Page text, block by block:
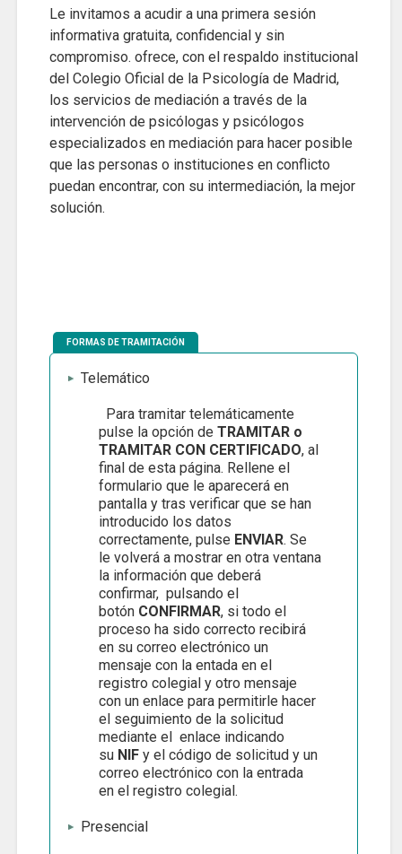
Le invitamos a acudir a una primera sesión
informativa gratuita, confidencial y sin
compromiso. ofrece, con el respaldo institucional
del Colegio Oficial de la Psicología de Madrid,
los servicios de mediación a través de la
intervención de psicólogas y psicólogos
especializados en mediación para hacer posible
que las personas o instituciones en conflicto
puedan encontrar, con su intermediación, la mejor
solución.
FORMAS DE TRAMITACIÓN
Telemático
Para tramitar telemáticamente
pulse la opción de TRAMITAR o
TRAMITAR CON CERTIFICADO, al
final de esta página. Rellene el
formulario que le aparecerá en
pantalla y tras verificar que se han
introducido los datos
correctamente, pulse ENVIAR. Se
le volverá a mostrar en otra ventana
la información que deberá
confirmar, pulsando el
botón CONFIRMAR, si todo el
proceso ha sido correcto recibirá
en su correo electrónico un
mensaje con la entada en el
registro colegial y otro mensaje
con un enlace para permitirle hacer
el seguimiento de la solicitud
mediante el enlace indicando
su NIF y el código de solicitud y un
correo electrónico con la entrada
en el registro colegial.
Presencial